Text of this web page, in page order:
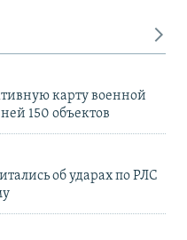
карту военной
150 объектов
об ударах по РЛС